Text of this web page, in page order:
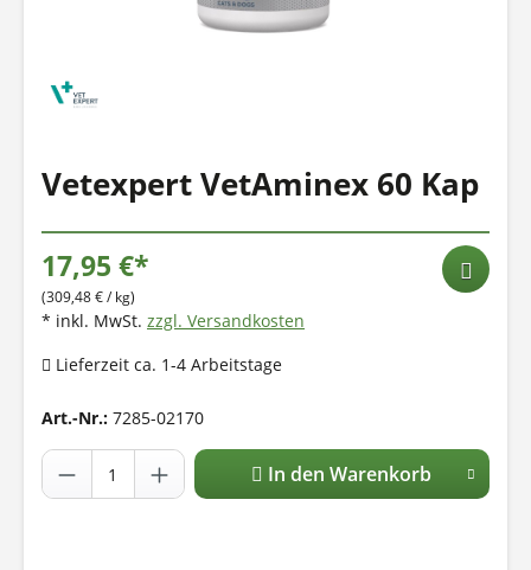
Vetexpert VetAminex 60 Kap
17,95 €*
(309,48 € / kg)
* inkl. MwSt. zzgl. Versandkosten
Lieferzeit ca. 1-4 Arbeitstage
Art.-Nr.: 7285-02170
In den Warenkorb